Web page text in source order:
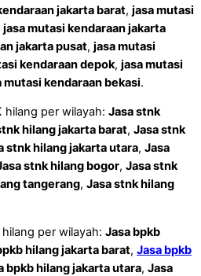
jakarta barat, jasa mutasi
jasa mutasi kendaraan jakarta
jakarta pusat, jasa mutasi
kendaraan depok, jasa mutasi
mutasi kendaraan bekasi.
hilang per wilayah: Jasa stnk
hilang jakarta barat, Jasa stnk
stnk hilang jakarta utara, Jasa
stnk hilang bogor, Jasa stnk
tangerang, Jasa stnk hilang
per wilayah: Jasa bpkb
hilang jakarta barat, Jasa bpkb
bpkb hilang jakarta utara, Jasa